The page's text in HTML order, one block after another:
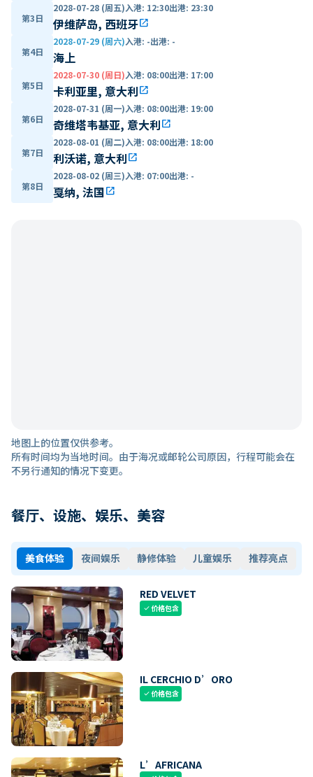
第3日
2028-07-28 (周五)入港: 12:30出港: 23:30
伊维萨岛, 西班牙open_in_new
第4日
2028-07-29 (周六)入港: -出港: -
海上
第5日
2028-07-30 (周日)入港: 08:00出港: 17:00
卡利亚里, 意大利open_in_new
第6日
2028-07-31 (周一)入港: 08:00出港: 19:00
奇维塔韦基亚, 意大利open_in_new
第7日
2028-08-01 (周二)入港: 08:00出港: 18:00
利沃诺, 意大利open_in_new
第8日
2028-08-02 (周三)入港: 07:00出港: -
戛纳, 法国open_in_new
地图上的位置仅供参考。
所有时间均为当地时间。由于海况或邮轮公司原因，行程可能会在
不另行通知的情况下变更。
餐厅、设施、娱乐、美容
美食体验 夜间娱乐 静修体验 儿童娱乐 推荐亮点
RED VELVET
check价格包含
IL CERCHIO D’ORO
check价格包含
L’AFRICANA